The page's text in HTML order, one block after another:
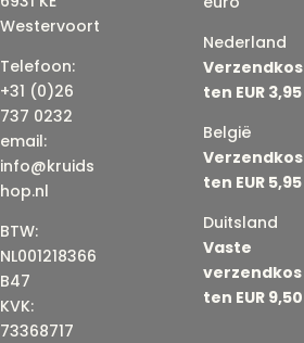
Westervoort
Telefoon:
+31 (0)26
737 0232
email:
info@kruids
hop.nl
BTW:
NL001218366
B47
KVK:
73368717
Nederland
Verzendkos
ten EUR 3,95
België
Verzendkos
ten EUR 5,95
Duitsland
Vaste
verzendkos
ten EUR 9,50